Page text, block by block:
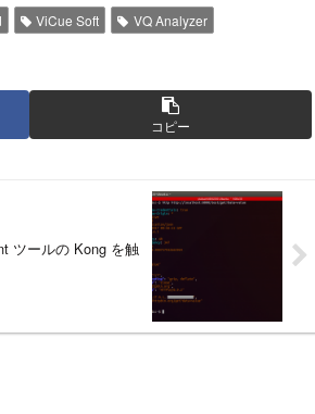
ViCue Soft VQ Analyzer
コピー
ツールの Kong を触